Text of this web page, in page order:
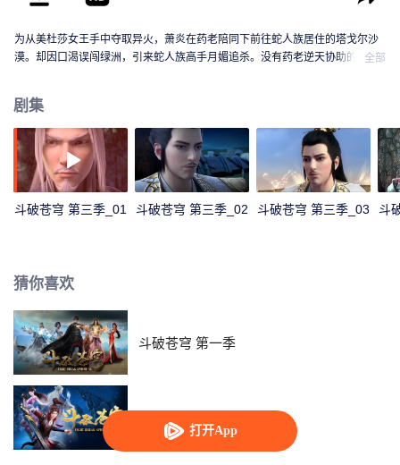
打开App
为从美杜莎女王手中夺取异火，萧炎在药老陪同下前往蛇人族居住的塔戈尔沙
漠。却因口渴误闯绿洲，引来蛇人族高手月媚追杀。没有药老逆天协助的萧
女王此刻是能量体，而真正的女王在某处准备吞噬异火，进化为斗宗。蛇人族
攻击冒犯女王的古河等人，萧炎也在混战中感知到异火行踪，潜入女王所在的
地心岛。
全部
剧集
斗破苍穹 第三季_01 斗破苍穹 第三季_02 斗破苍穹 第三季_03 斗
猜你喜欢
斗破苍穹 第一季